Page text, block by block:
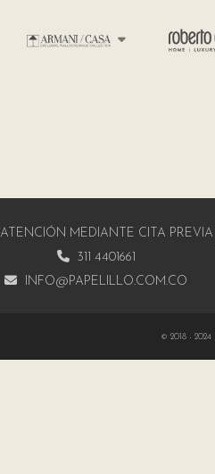
ATENCIÓN MEDIANTE CITA PREVIA
311 4401661
INFO@PAPELILLO.COM.CO
© 2018 -